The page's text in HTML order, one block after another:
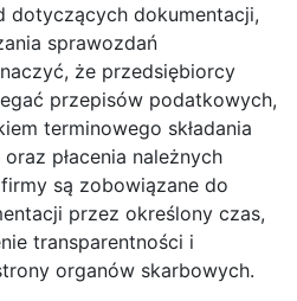
dotyczących dokumentacji,
sprawozdań
że przedsiębiorcy
przepisów podatkowych,
terminowego składania
płacenia należnych
są zobowiązane do
przez określony czas,
transparentności i
organów skarbowych.